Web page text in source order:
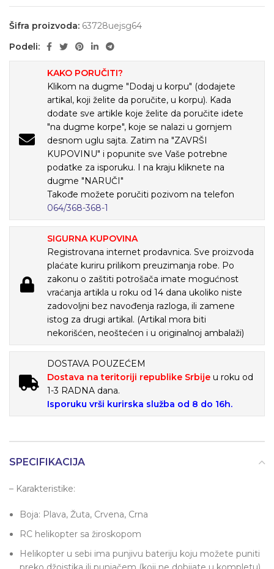
Šifra proizvoda: 63728uejsg64
Podeli:
KAKO PORUČITI?
Klikom na dugme "Dodaj u korpu" (dodajete
artikal, koji želite da poručite, u korpu). Kada
dodate sve artikle koje želite da poručite idete
"na dugme korpe", koje se nalazi u gornjem
desnom uglu sajta. Zatim na "ZAVRŠI
KUPOVINU" i popunite sve Vaše potrebne
podatke za isporuku. I na kraju kliknete na
dugme "NARUČI"
Takođe možete poručiti pozivom na telefon
064/368-368-1
SIGURNA KUPOVINA
Registrovana internet prodavnica. Sve proizvoda
plaćate kuriru prilikom preuzimanja robe. Po
zakonu o zaštiti potrošača imate mogućnost
vraćanja artikla u roku od 14 dana ukoliko niste
zadovoljni bez navođenja razloga, ili zamene
istog za drugi artikal. (Artikal mora biti
nekorišćen, neoštećen i u originalnoj ambalaži)
DOSTAVA POUZEĆEM
Dostava na teritoriji republike Srbije u roku od
1-3 RADNA dana.
Isporuku vrši kurirska služba od 8 do 16h.
SPECIFIKACIJA
– Karakteristike:
Boja: Plava, Žuta, Crvena, Crna
RC helikopter sa žiroskopom
Helikopter u sebi ima punjivu bateriju koju možete puniti